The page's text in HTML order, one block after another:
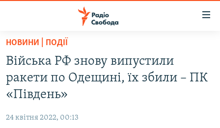
Перейти
основного
матеріалу
Перейти
до
основної
СТАТТІ
РОСІЙСЬКА «ФІЛЬТРАЦІЯ»
НОВИНИ | ПОДІЇ
Війська РФ знову випустили
ракети по Одещині, їх збили – ПК
«Південь»
24 квітня 2022, 00:13